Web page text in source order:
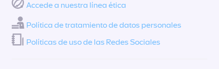
Accede a nuestra línea ética
Política de tratamiento de datos personales
Políticas de uso de las Redes Sociales